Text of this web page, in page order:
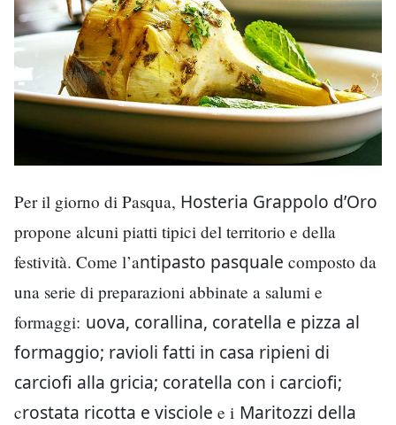
Per il giorno di Pasqua, Hosteria Grappolo d’Oro
propone alcuni piatti tipici del territorio e della
festività. Come l’antipasto pasquale composto da
una serie di preparazioni abbinate a salumi e
formaggi: uova, corallina, coratella e pizza al
formaggio; ravioli fatti in casa ripieni di
carciofi alla gricia; coratella con i carciofi;
crostata ricotta e visciole e i Maritozzi della